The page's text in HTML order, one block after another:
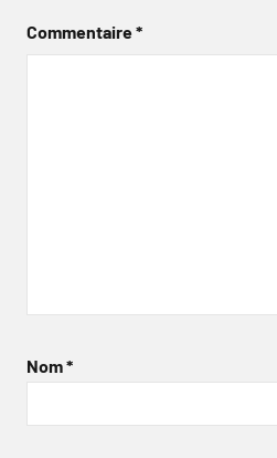
Commentaire*
Nom*